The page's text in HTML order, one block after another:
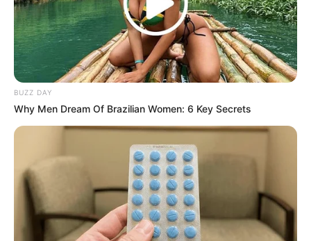
CTA LOVE
Hidden Sins: 15 Bible Prohibited Acts We All Commit!
BRAINBERRIES
BUZZ DAY
Why Men Dream Of Brazilian Women: 6 Key Secrets